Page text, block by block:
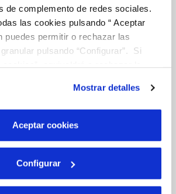
de complemento de redes sociales.
las cookies pulsando “ Aceptar
puedes permitir o rechazar las
pulsando “Configurar”. Si
para que el sitio web funcione y que
desactivar. Puedes consultar
nuestraPolítica de Cookies
Mostrar detalles
Aceptar cookies
Configurar